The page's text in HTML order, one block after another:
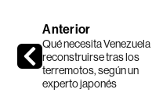
Anterior
Qué necesita
reconstruirse tras los
terremotos, según un
experto japonés